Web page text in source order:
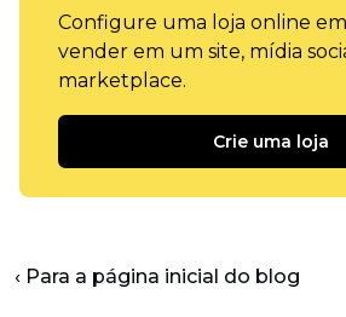
Configure uma loja online
vender em um site, mídia
marketplace.
Crie uma loja
‹ Para a página inicial do blog